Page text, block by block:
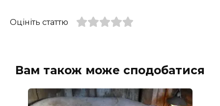
Оцініть статтю
Вам також може сподобатися